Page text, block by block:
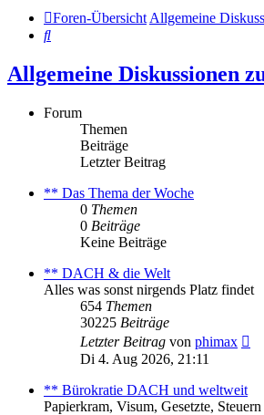
Foren-Übersicht Allgemeine
Suche
Allgemeine Diskussionen
Forum
Themen
Beiträge
Letzter Beitrag
** Das Thema der Woche
0 Themen
0 Beiträge
Keine Beiträge
** DACH & die Welt
Alles was sonst nirgends Platz findet
654 Themen
30225 Beiträge
Letzter Beitrag von phimax
Di 4. Aug 2026, 21:11
** Bürokratie DACH und weltweit
Papierkram, Visum, Gesetzte, Steuern